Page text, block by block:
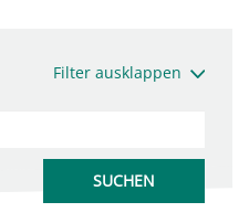
Filter ausklappen